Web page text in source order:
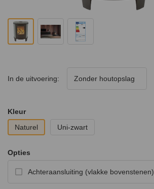
In de uitvoering: Zonder houtopslag
Kleur
Naturel
Uni-zwart
Opties
Achteraansluiting (vlakke bovenstenen)